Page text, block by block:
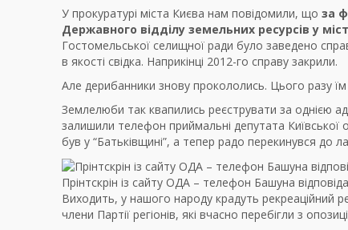
У прокуратурі міста Києва нам повідомили, що за
Державного відділу земельних ресурсів у
Гостомельської селищної ради було заведено
в якості свідка. Наприкінці 2012-го справу закрили.
Але дерибанники знову прокололись. Цього разу
Землелюби так квапились реєструвати за однією
залишили телефон приймальні депутата
був у “Батьківщині”, а тепер радо перекинувся до
Прінтскрін із сайту ОДА – телефон Башуна
Виходить, у нашого народу крадуть рекреаційний
члени Партії регіонів, які вчасно перебігли з